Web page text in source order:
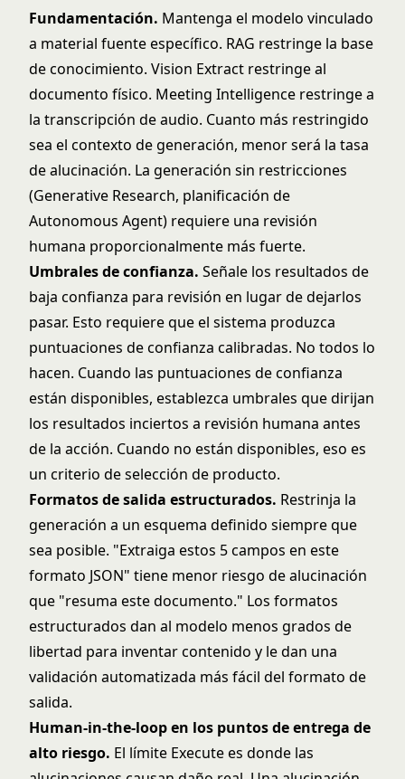
Fundamentación. Mantenga el modelo vinculado
a material fuente específico. RAG restringe la base
de conocimiento. Vision Extract restringe al
documento físico. Meeting Intelligence restringe a
la transcripción de audio. Cuanto más restringido
sea el contexto de generación, menor será la tasa
de alucinación. La generación sin restricciones
(Generative Research, planificación de
Autonomous Agent) requiere una revisión
humana proporcionalmente más fuerte.
Umbrales de confianza. Señale los resultados de
baja confianza para revisión en lugar de dejarlos
pasar. Esto requiere que el sistema produzca
puntuaciones de confianza calibradas. No todos lo
hacen. Cuando las puntuaciones de confianza
están disponibles, establezca umbrales que dirijan
los resultados inciertos a revisión humana antes
de la acción. Cuando no están disponibles, eso es
un criterio de selección de producto.
Formatos de salida estructurados. Restrinja la
generación a un esquema definido siempre que
sea posible. "Extraiga estos 5 campos en este
formato JSON" tiene menor riesgo de alucinación
que "resuma este documento." Los formatos
estructurados dan al modelo menos grados de
libertad para inventar contenido y le dan una
validación automatizada más fácil del formato de
salida.
Human-in-the-loop en los puntos de entrega de
alto riesgo. El límite Execute es donde las